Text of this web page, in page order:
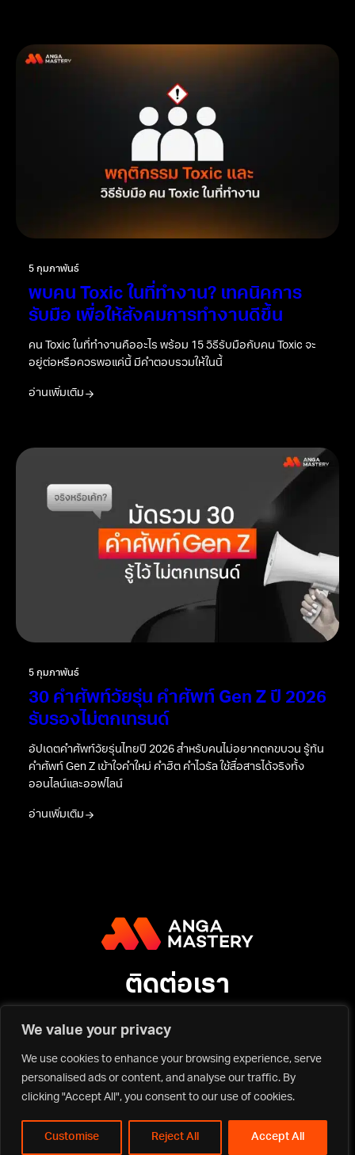
We value your privacy
We use cookies to enhance your browsing experience, serve
personalised ads or content, and analyse our traffic. By
clicking "Accept All", you consent to our use of cookies.
Customise Reject All Accept All
5 กุมภาพันธ์
พบคน Toxic ในที่ทำงาน? เทคนิคการ
รับมือ เพื่อให้สังคมการทำงานดีขึ้น
คน Toxic ในที่ทำงานคืออะไร พร้อม 15 วิธีรับมือกับคน Toxic จะ
อยู่ต่อหรือควรพอแค่นี้ มีคำตอบรวมให้ในนี้
อ่านเพิ่มเติม
5 กุมภาพันธ์
30 คำศัพท์วัยรุ่น คำศัพท์ Gen Z ปี 2026
รับรองไม่ตกเทรนด์
อัปเดตคำศัพท์วัยรุ่นไทยปี 2026 สำหรับคนไม่อยากตกขบวน รู้ทัน
คำศัพท์ Gen Z เข้าใจคำใหม่ คำฮิต คำไวรัล ใช้สื่อสารได้จริงทั้ง
ออนไลน์และออฟไลน์
อ่านเพิ่มเติม
ติดต่อเรา
บริษัท แองก้า มาสเตอรี่ จำกัด
แอลแอล1210 ถนนพระรามที่ 4 แขวงสีลม เขตบางรัก กรุงเทพมหานคร
10500
เบอร์โทรศัพท์: 080-902-6600
email: mastery@anga.co.th